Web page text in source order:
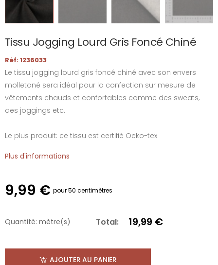
Tissu Jogging Lourd Gris Foncé Chiné
Réf: 1236033
Le tissu jogging lourd gris foncé chiné avec son envers
molletoné sera idéal pour la confection sur mesure de
vêtements chauds et confortables comme des sweats,
des joggings etc.
Le plus produit: ce tissu est certifié Oeko-tex
Plus d'informations
9,99 € pour 50 centimètres
Quantité: mètre(s) Total: 19,99 €
AJOUTER AU PANIER